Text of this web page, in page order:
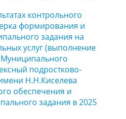
контрольного
формирования и
задания на
услуг (выполнение
подростково-
Н.Н.Киселева
обеспечения и
задания в 2025